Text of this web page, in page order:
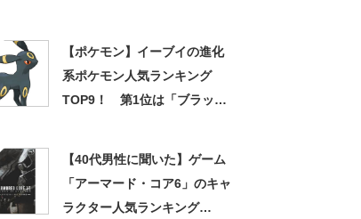
【ポケモン】イーブイの進化
系ポケモン人気ランキング
TOP9！ 第1位は「ブラッキ
【40代男性に聞いた】ゲーム
「アーマード・コア6」のキャ
ラクター人気ランキング